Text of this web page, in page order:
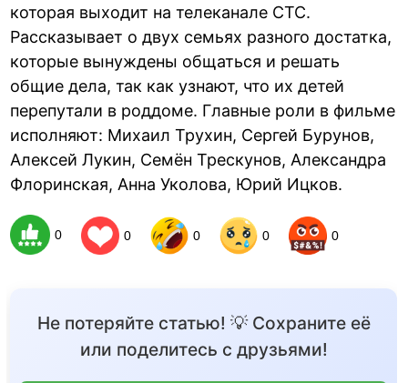
которая выходит на телеканале СТС.
Рассказывает о двух семьях разного достатка,
которые вынуждены общаться и решать
общие дела, так как узнают, что их детей
перепутали в роддоме. Главные роли в фильме
исполняют: Михаил Трухин, Сергей Бурунов,
Алексей Лукин, Семён Трескунов, Александра
Флоринская, Анна Уколова, Юрий Ицков.
0 0 0 0 0
Не потеряйте статью! 💡 Сохраните её
или поделитесь с друзьями!